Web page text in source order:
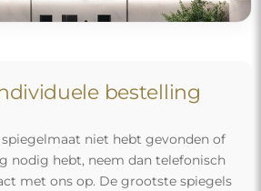
bestelling
niet hebt gevonden of
nodig hebt, neem dan telefonisch
met ons op. De grootste spiegels